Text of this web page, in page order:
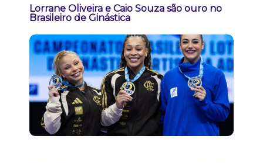
Lorrane Oliveira e Caio Souza são ouro no
Brasileiro de Ginástica